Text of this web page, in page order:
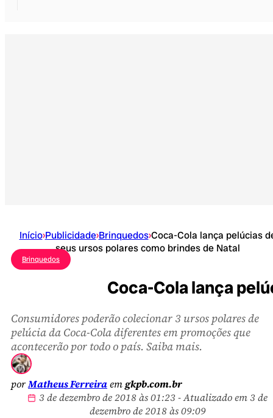
Início›Publicidade›Brinquedos›Coca-Cola lança pelúcias
seus ursos polares como brindes de Natal
Brinquedos
Coca-Cola lança
Consumidores poderão colecionar 3 ursos polares de
pelúcia da Coca-Cola diferentes em promoções que
acontecerão por todo o país. Saiba mais.
porMatheus Ferreiraemgkpb.com.br
3 de dezembro de 2018 às 01:23 - Atualizado em 3 de
dezembro de 2018 às 09:09